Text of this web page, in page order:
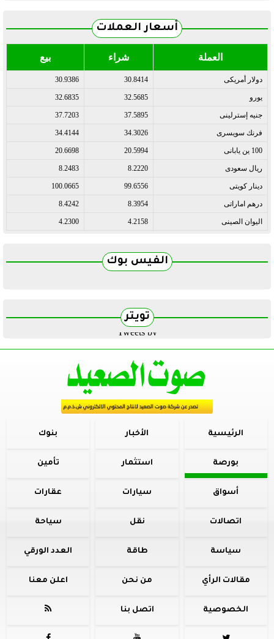
أسعار العملات
العملة شراء بيع
دولار أمريكى 30.8414
30.9386
يورو 32.5685
32.6835
جنيه إسترلينى 37.5895
37.7203
فرنك سويسرى 34.3026
34.4144
100 ين يابانى 20.5994
20.6698
ريال سعودى 8.2220
8.2483
دينار كويتى 99.6556
100.0665
درهم اماراتى 8.3954
8.4242
اليوان الصينى 4.2158
4.2300
الفيس بوك
تويتر
Tweets by
الرئيسية الأخبار بنوك
بورصة استثمار تأمين
أسواق سيارات عقارات
اتصالات نقل سياحة
سياسة طاقة العدد الورقي
مقالات الرأي من نحن اعلن معنا
الخصوصية اتصل بنا 